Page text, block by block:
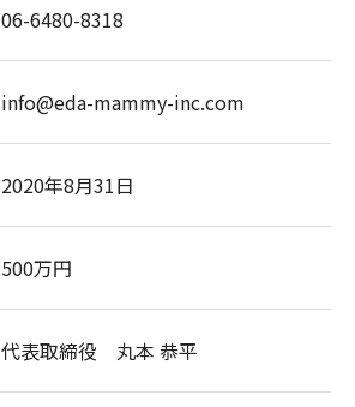
06-6480-8318
info@eda-mammy-inc.com
2020年8月31日
500万円
代表取締役 丸本 恭平